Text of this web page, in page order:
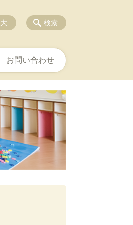
お問い合わせ
検索
大